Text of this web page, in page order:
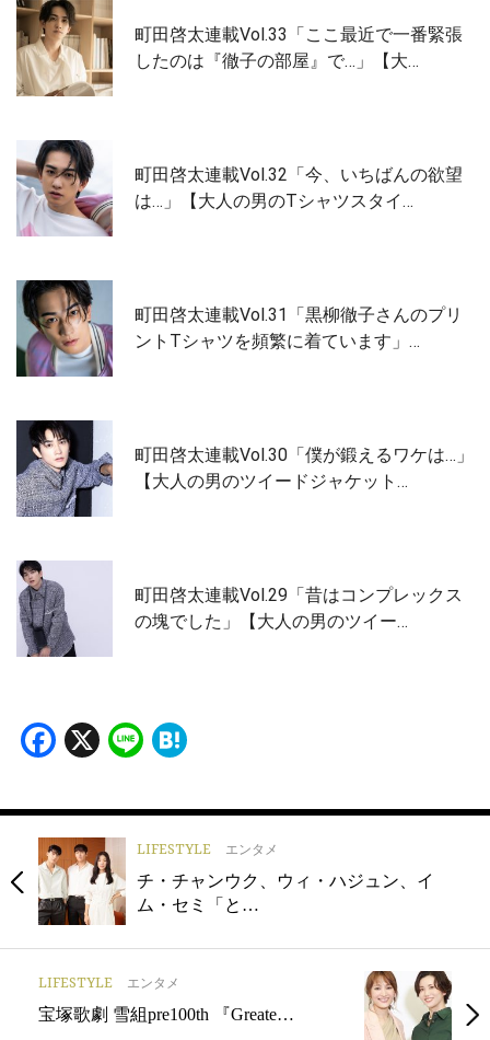
町田啓太連載Vol.33「ここ最近で一番緊張
したのは『徹子の部屋』で…」【大…
町田啓太連載Vol.32「今、いちばんの欲望
は…」【大人の男のTシャツスタイ…
町田啓太連載Vol.31「黒柳徹子さんのプリ
ントTシャツを頻繁に着ています」…
町田啓太連載Vol.30「僕が鍛えるワケは…」
【大人の男のツイードジャケット…
町田啓太連載Vol.29「昔はコンプレックス
の塊でした」【大人の男のツイー…
Facebook
X Line
LIFESTYLE エンタメ
チ・チャンウク、ウィ・ハジュン、イ
ム・セミ「と…
LIFESTYLE エンタメ
宝塚歌劇 雪組pre100th 『Greate…